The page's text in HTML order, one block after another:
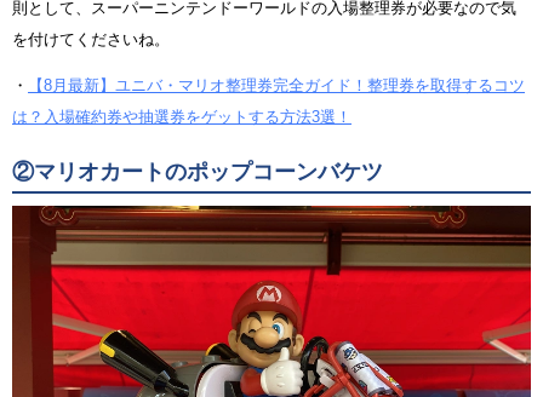
則として、スーパーニンテンドーワールドの入場整理券が必要なので気
を付けてくださいね。
・
【8月最新】ユニバ・マリオ整理券完全ガイド！整理券を取得するコツ
は？入場確約券や抽選券をゲットする方法3選！
②マリオカートのポップコーンバケツ